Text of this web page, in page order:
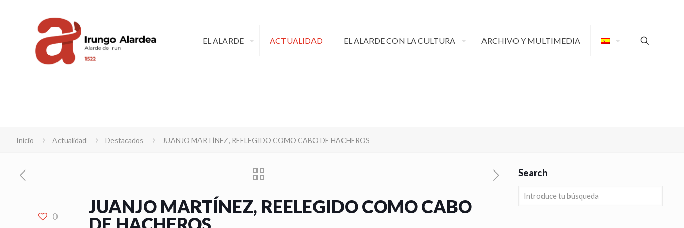
EL ALARDE ACTUALIDAD EL ALARDE CON LA CULTURA ARCHIVO Y MULTIMEDIA
Inicio Actualidad Destacados JUANJO MARTÍNEZ, REELEGIDO COMO CABO DE HACHEROS
0
JUANJO MARTÍNEZ, REELEGIDO COMO CABO
Search